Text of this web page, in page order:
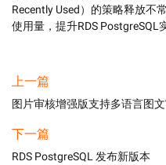
Recently Used）的策略释放不
使用量，提升RDS PostgreSQL
上一篇
图片审核增强版支持多语言图
下一篇
RDS PostgreSQL 发布新版本